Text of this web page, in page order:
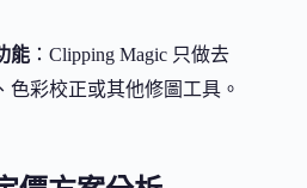
能 ：Clipping Magic 只做去
色彩校正或其他修圖工具。